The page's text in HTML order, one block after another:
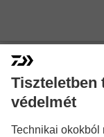
Tiszteletben
védelmét
Technikai okokból